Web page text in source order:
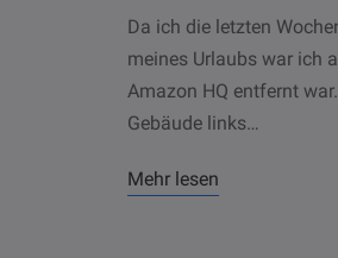
Da ich die letzten
meines Urlaubs war ich
Amazon HQ entfernt
Gebäude links…
Mehr lesen